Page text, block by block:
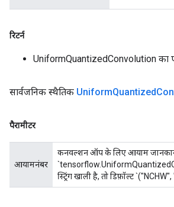
रिटर्न
UniformQuantizedConvolution का
सार्वजनिक स्थैतिक UniformQuantized
पैरामीटर
आयामनंबर
कनवल्शन ऑप के लिए आयाम जानकारी
स्ट्रिंग खाली है, तो डिफ़ॉल्ट